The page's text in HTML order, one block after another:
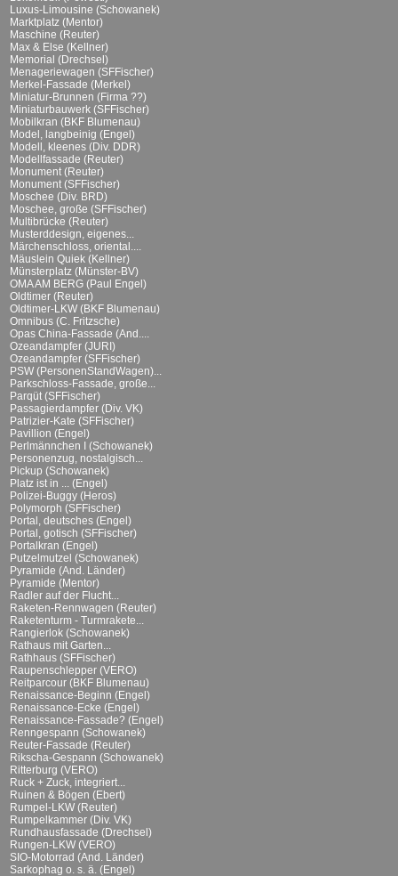
Luxus-Limousine (Schowanek)
Marktplatz (Mentor)
Maschine (Reuter)
Max & Else (Kellner)
Memorial (Drechsel)
Menageriewagen (SFFischer)
Merkel-Fassade (Merkel)
Miniatur-Brunnen (Firma ??)
Miniaturbauwerk (SFFischer)
Mobilkran (BKF Blumenau)
Model, langbeinig (Engel)
Modell, kleenes (Div. DDR)
Modellfassade (Reuter)
Monument (Reuter)
Monument (SFFischer)
Moschee (Div. BRD)
Moschee, große (SFFischer)
Multibrücke (Reuter)
Musterddesign, eigenes...
Märchenschloss, oriental....
Mäuslein Quiek (Kellner)
Münsterplatz (Münster-BV)
OMA AM BERG (Paul Engel)
Oldtimer (Reuter)
Oldtimer-LKW (BKF Blumenau)
Omnibus (C. Fritzsche)
Opas China-Fassade (And....
Ozeandampfer (JURI)
Ozeandampfer (SFFischer)
PSW (PersonenStandWagen)...
Parkschloss-Fassade, große...
Parqüt (SFFischer)
Passagierdampfer (Div. VK)
Patrizier-Kate (SFFischer)
Pavillion (Engel)
Perlmännchen I (Schowanek)
Personenzug, nostalgisch...
Pickup (Schowanek)
Platz ist in ... (Engel)
Polizei-Buggy (Heros)
Polymorph (SFFischer)
Portal, deutsches (Engel)
Portal, gotisch (SFFischer)
Portalkran (Engel)
Putzelmutzel (Schowanek)
Pyramide (And. Länder)
Pyramide (Mentor)
Radler auf der Flucht...
Raketen-Rennwagen (Reuter)
Raketenturm - Turmrakete...
Rangierlok (Schowanek)
Rathaus mit Garten...
Rathhaus (SFFischer)
Raupenschlepper (VERO)
Reitparcour (BKF Blumenau)
Renaissance-Beginn (Engel)
Renaissance-Ecke (Engel)
Renaissance-Fassade? (Engel)
Renngespann (Schowanek)
Reuter-Fassade (Reuter)
Rikscha-Gespann (Schowanek)
Ritterburg (VERO)
Ruck + Zuck, integriert...
Ruinen & Bögen (Ebert)
Rumpel-LKW (Reuter)
Rumpelkammer (Div. VK)
Rundhausfassade (Drechsel)
Rungen-LKW (VERO)
SIO-Motorrad (And. Länder)
Sarkophag o. s. ä. (Engel)